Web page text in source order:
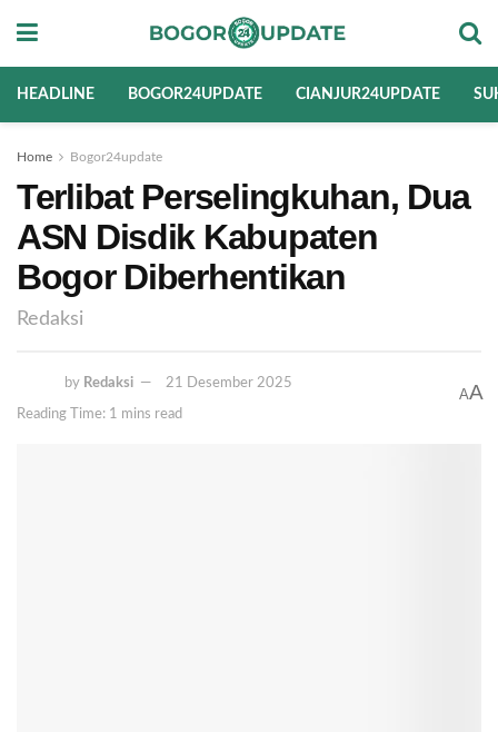
HEADLINE BOGOR24UPDATE CIANJUR24UPDATE
Home Bogor24update
Terlibat Perselingkuhan, Dua
ASN Disdik Kabupaten
Bogor Diberhentikan
Redaksi
by Redaksi 21 Desember 2025
Reading Time: 1 mins read
AA